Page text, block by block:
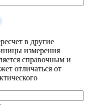
в другие
измерения
справочным и
отличаться от